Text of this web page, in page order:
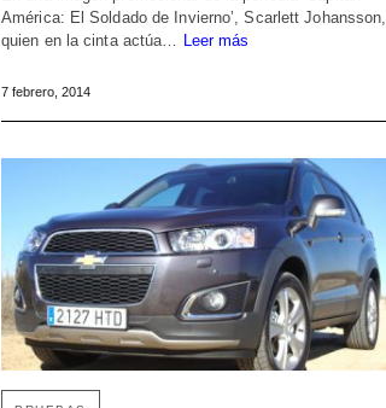
América: El Soldado de Invierno’, Scarlett Johansson,
quien en la cinta actúa… Leer más
7 febrero, 2014